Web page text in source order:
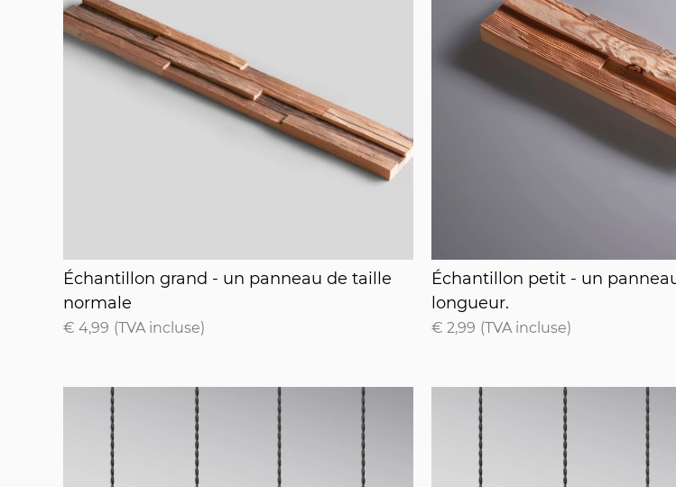
Échantillon grand - un panneau de taille normale
Échantillon grand - un panneau de taille
normale
€ 4,99 (TVA incluse)
Échantillon petit - un
Échantillon petit - un
longueur.
€ 2,99 (TVA incluse)